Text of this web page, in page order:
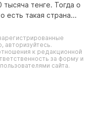
тенге. Тогда о
есть такая страна...
авторизуйтесь.
к редакционной
за форму и
сайта.